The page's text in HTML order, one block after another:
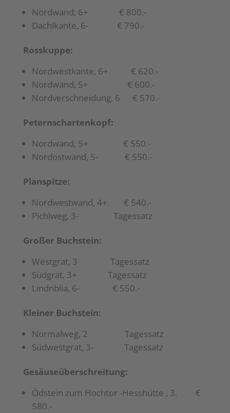
Nordwand, 6+ € 800.-
Dachlkante, 6- € 790.-
Rosskuppe:
Nordwestkante, 6+ € 620.-
Nordwand, 5+ € 600.-
Nordverschneidung, 6 € 570.-
Peternschartenkopf:
Nordwand, 5+ € 550.-
Nordostwand, 5- € 550.-
Planspitze:
Nordwestwand, 4+. € 540.-
Pichlweg, 3- Tagessatz
Großer Buchstein:
Westgrat, 3 Tagessatz
Südgrat, 3+ Tagessatz
Lindnblia, 6- € 550.-
Kleiner Buchstein:
Normalweg, 2 Tagessatz
Südwestgrat, 3- Tagessatz
Gesäuseüberschreitung:
Ödstein zum Hochtor -Hesshütte , 3. €
580.-